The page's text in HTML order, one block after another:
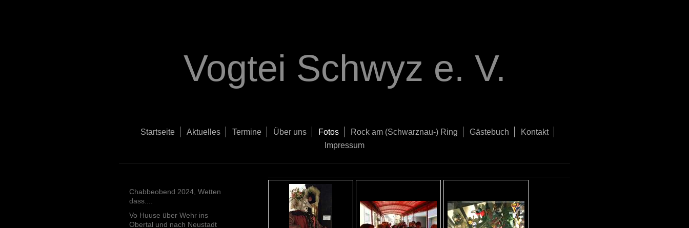
Vogtei Schwyz e. V.
Startseite Aktuelles Termine Über uns Fotos Rock am (Schwarznau-) Ring Gästebuch
Kontakt
Impressum
Chabbeobend 2024, Wetten
dass....
Vo Huuse über Wehr ins
Obertal und nach Neustadt